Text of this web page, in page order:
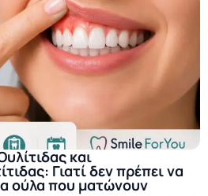
και
Γιατί δεν πρέπει να
ούλα που ματώνουν